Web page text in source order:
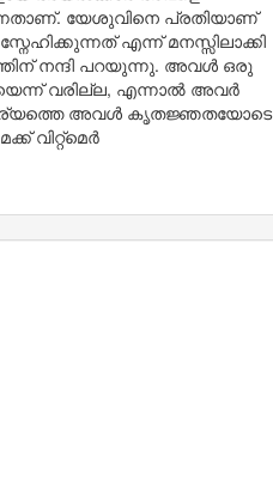
യേശുവിനെ പ്രതിയാണ്
എന്ന് മനസ്സിലാക്കി
നന്ദി പറയുന്നു. അവൾ ഒരു
വരില്ല, എന്നാൽ അവർ
അവൾ കൃതജ്ഞതയോടെ
വിറ്റ്മെർ